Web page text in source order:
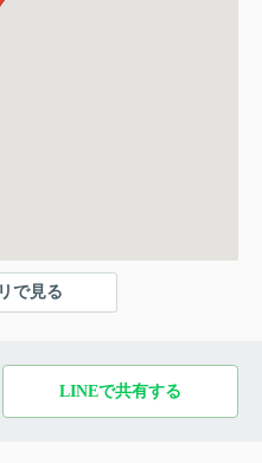
で見る
LINEで共有する